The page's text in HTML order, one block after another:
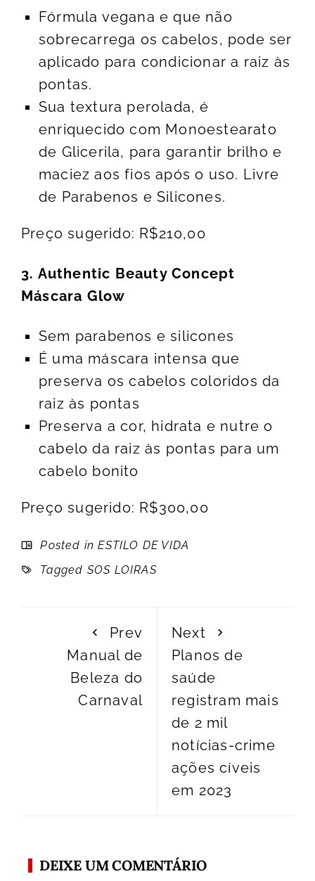
Fórmula vegana e que não
sobrecarrega os cabelos, pode ser
aplicado para condicionar a raiz às
pontas.
Sua textura perolada, é
enriquecido com Monoestearato
de Glicerila, para garantir brilho e
maciez aos fios após o uso. Livre
de Parabenos e Silicones.
Preço sugerido: R$210,00
3. Authentic Beauty Concept
Máscara Glow
Sem parabenos e silicones
É uma máscara intensa que
preserva os cabelos coloridos da
raiz às pontas
Preserva a cor, hidrata e nutre o
cabelo da raiz às pontas para um
cabelo bonito
Preço sugerido: R$300,00
Posted inESTILO DE VIDA
Tagged SOS LOIRAS
Prev
Manual de
Beleza do
Carnaval
Next
Planos de
saúde
registram mais
de 2 mil
notícias-crime
ações cíveis
em 2023
DEIXE UM COMENTÁRIO